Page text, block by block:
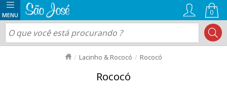
0
Lacinho & Rococó Rococó
Rococó